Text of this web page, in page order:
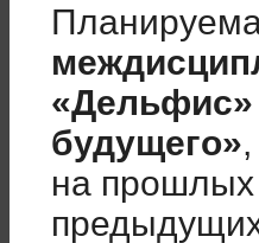
«Дельфис»
будущего»
на